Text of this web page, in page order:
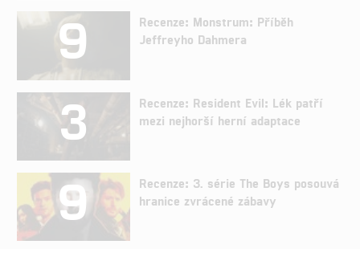
9
Recenze: Monstrum: Příběh
Jeffreyho Dahmera
3
Recenze: Resident Evil: Lék patří
mezi nejhorší herní adaptace
9
Recenze: 3. série The Boys posouvá
hranice zvrácené zábavy